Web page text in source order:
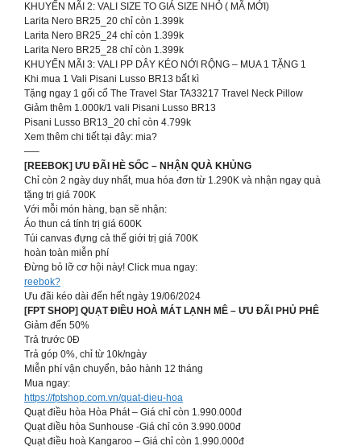
KHUYẾN MÃI 2: VALI SIZE TO GIÁ SIZE NHỎ ( MÃ MỚI)
Larita Nero BR25_20 chỉ còn 1.399k
Larita Nero BR25_24 chỉ còn 1.399k
Larita Nero BR25_28 chỉ còn 1.399k
KHUYẾN MÃI 3: VALI PP DÂY KÉO NỚI RỘNG – MUA 1 TẶNG 1
Khi mua 1 Vali Pisani Lusso BR13 bất kì
Tặng ngay 1 gối cổ The Travel Star TA33217 Travel Neck Pillow
Giảm thêm 1.000k/1 vali Pisani Lusso BR13
Pisani Lusso BR13_20 chỉ còn 4.799k
Xem thêm chi tiết tại đây: mia?
—–
[REEBOK] ƯU ĐÃI HÈ SỐC – NHẬN QUÀ KHỦNG
Chỉ còn 2 ngày duy nhất, mua hóa đơn từ 1.290K và nhận ngay quà
tặng trị giá 700K
Với mỗi món hàng, bạn sẽ nhận:
Áo thun cá tính trị giá 600K
Túi canvas đựng cả thế giới trị giá 700K
hoàn toàn miễn phí
Đừng bỏ lỡ cơ hội này! Click mua ngay:
reebok?
Ưu đãi kéo dài đến hết ngày 19/06/2024
[FPT SHOP] QUẠT ĐIỀU HOÀ MÁT LẠNH MÊ – ƯU ĐÃI PHỦ PHÊ
Giảm đến 50%
Trả trước 0Đ
Trả góp 0%, chỉ từ 10k/ngày
Miễn phí vận chuyển, bảo hành 12 tháng
Mua ngay:
https://fptshop.com.vn/quat-dieu-hoa
Quạt điều hòa Hòa Phát – Giá chỉ còn 1.990.000đ
Quạt điều hòa Sunhouse -Giá chỉ còn 3.990.000đ
Quạt điều hoà Kangaroo – Giá chỉ còn 1.990.000đ